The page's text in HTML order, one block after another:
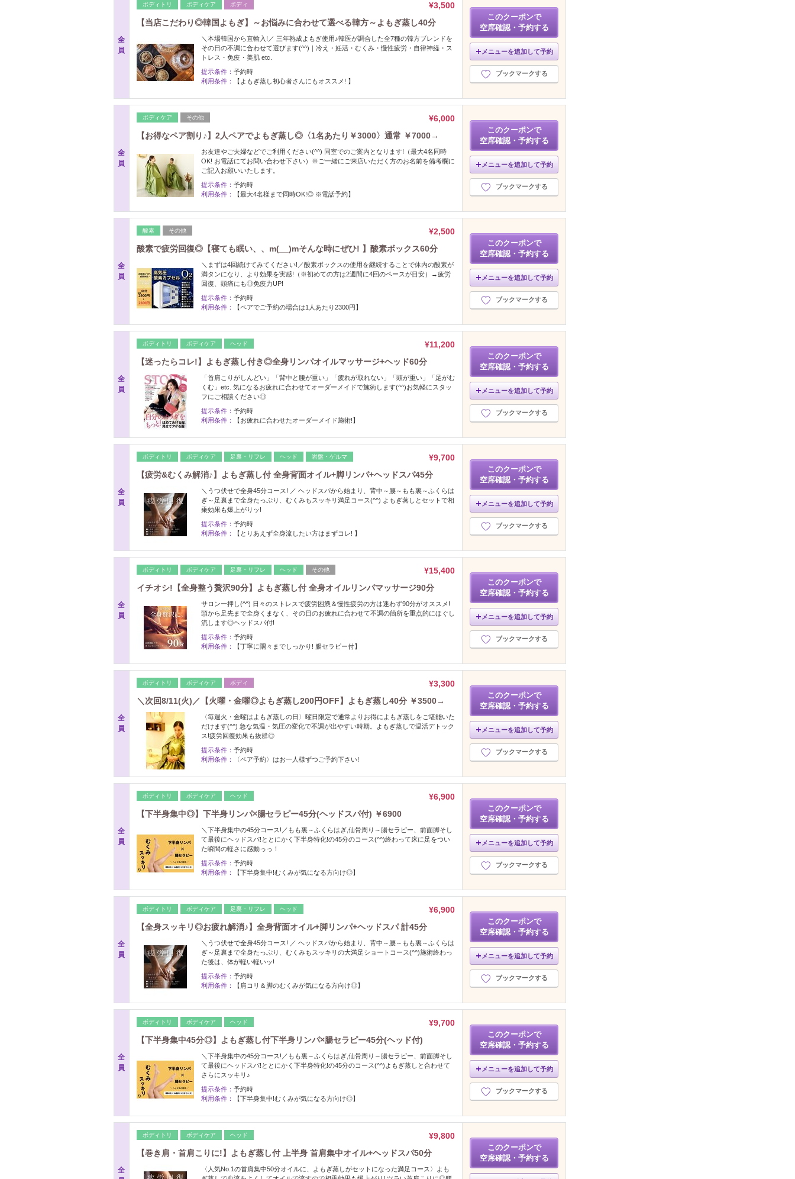
全
員
ボディトリ ボディケア ボディ
¥3,500
【当店こだわり◎韓国よもぎ】～お悩みに合わせて選べる韓方～よもぎ蒸し40分
＼本場韓国から直輸入!／ 三年熟成よもぎ使用♪韓医が調合した全7種の韓方ブレンドを
その日の不調に合わせて選びます(^^)｜冷え・妊活・むくみ・慢性疲労・自律神経・ス
トレス・免疫・美肌 etc.
提示条件： 予約時
利用条件：
【よもぎ蒸し初心者さんにもオススメ! 】
このクーポンで
空席確認・予約する
メニューを追加して予約
ブックマークする
全
員
ボディケア その他
¥6,000
【お得なペア割り♪】2人ペアでよもぎ蒸し◎〈1名あたり￥3000〉通常 ￥7000→
お友達やご夫婦などでご利用ください(^^) 同室でのご案内となります!（最大4名同時
OK! お電話にてお問い合わせ下さい）※ご一緒にご来店いただく方のお名前を備考欄に
ご記入お願いいたします。
提示条件： 予約時
利用条件：
【最大4名様まで同時OK!◎ ※電話予約】
このクーポンで
空席確認・予約する
メニューを追加して予約
ブックマークする
全
員
酸素 その他
¥2,500
酸素で疲労回復◎【寝ても眠い、、m(__)mそんな時にぜひ! 】酸素ボックス60分
＼まずは4回続けてみてください!／酸素ボックスの使用を継続することで体内の酸素が
満タンになり、より効果を実感!（※初めての方は2週間に4回のペースが目安）→疲労
回復、頭痛にも◎免疫力UP!
提示条件： 予約時
利用条件：
【ペアでご予約の場合は1人あたり2300円】
このクーポンで
空席確認・予約する
メニューを追加して予約
ブックマークする
全
員
ボディトリ ボディケア ヘッド
¥11,200
【迷ったらコレ!】よもぎ蒸し付き◎全身リンパオイルマッサージ+ヘッド60分
「首肩こりがしんどい」「背中と腰が重い」「疲れが取れない」「頭が重い」「足がむ
くむ」etc. 気になるお疲れに合わせてオーダーメイドで施術します(^^)お気軽にスタッ
フにご相談ください◎
提示条件： 予約時
利用条件：
【お疲れに合わせたオーダーメイド施術!】
このクーポンで
空席確認・予約する
メニューを追加して予約
ブックマークする
全
員
ボディトリ ボディケア 足裏・リフレ ヘッド 岩盤・ゲルマ
¥9,700
【疲労&むくみ解消♪】よもぎ蒸し付 全身背面オイル+脚リンパ+ヘッドスパ45分
＼うつ伏せで全身45分コース! ／ ヘッドスパから始まり、背中～腰～もも裏～ふくらは
ぎ～足裏まで全身たっぷり、むくみもスッキリ満足コース(^^) よもぎ蒸しとセットで相
乗効果も爆上がりッ!
提示条件： 予約時
利用条件：
【とりあえず全身流したい方はまずコレ! 】
このクーポンで
空席確認・予約する
メニューを追加して予約
ブックマークする
全
員
ボディトリ ボディケア 足裏・リフレ ヘッド その他
¥15,400
イチオシ!【全身整う贅沢90分】よもぎ蒸し付 全身オイルリンパマッサージ90分
サロン一押し(^^) 日々のストレスで疲労困憊＆慢性疲労の方は迷わず90分がオススメ!
頭から足先まで全身くまなく、その日のお疲れに合わせて不調の箇所を重点的にほぐし
流します◎ヘッドスパ付!
提示条件： 予約時
利用条件：
【丁寧に隅々までしっかり! 腸セラピー付】
このクーポンで
空席確認・予約する
メニューを追加して予約
ブックマークする
全
員
ボディトリ ボディケア ボディ
¥3,300
＼次回8/11(火)／【火曜・金曜◎よもぎ蒸し200円OFF】よもぎ蒸し40分 ￥3500→
〈毎週火・金曜はよもぎ蒸しの日〉曜日限定で通常よりお得によもぎ蒸しをご堪能いた
だけます(^^) 急な気温・気圧の変化で不調が出やすい時期。よもぎ蒸しで温活デトック
ス!疲労回復効果も抜群◎
提示条件： 予約時
利用条件：
〈ペア予約〉はお一人様ずつご予約下さい!
このクーポンで
空席確認・予約する
メニューを追加して予約
ブックマークする
全
員
ボディトリ ボディケア ヘッド
¥6,900
【下半身集中◎】下半身リンパ×腸セラピー45分(ヘッドスパ付) ￥6900
＼下半身集中の45分コース!／もも裏～ふくらはぎ,仙骨周り～腸セラピー、前面脚そし
て最後にヘッドスパ!ととにかく下半身特化!の45分のコース(^^)終わって床に足をつい
た瞬間の軽さに感動っっ！
提示条件： 予約時
利用条件：
【下半身集中!むくみが気になる方向け◎】
このクーポンで
空席確認・予約する
メニューを追加して予約
ブックマークする
全
員
ボディトリ ボディケア 足裏・リフレ ヘッド
¥6,900
【全身スッキリ◎お疲れ解消♪】全身背面オイル+脚リンパ+ヘッドスパ 計45分
＼うつ伏せで全身45分コース! ／ ヘッドスパから始まり、背中～腰～もも裏～ふくらは
ぎ～足裏まで全身たっぷり、むくみもスッキリの大満足ショートコース(^^)施術終わっ
た後は、体が軽い軽いッ!
提示条件： 予約時
利用条件：
【肩コリ＆脚のむくみが気になる方向け◎】
このクーポンで
空席確認・予約する
メニューを追加して予約
ブックマークする
全
員
ボディトリ ボディケア ヘッド
¥9,700
【下半身集中45分◎】よもぎ蒸し付下半身リンパ×腸セラピー45分(ヘッド付)
＼下半身集中の45分コース!／もも裏～ふくらはぎ,仙骨周り～腸セラピー、前面脚そし
て最後にヘッドスパ!ととにかく下半身特化!の45分のコース(^^)よもぎ蒸しと合わせて
さらにスッキリ♪
提示条件： 予約時
利用条件：
【下半身集中!むくみが気になる方向け◎】
このクーポンで
空席確認・予約する
メニューを追加して予約
ブックマークする
全
ボディトリ ボディケア ヘッド
¥9,800
【巻き肩・首肩こりに!】よもぎ蒸し付 上半身 首肩集中オイル+ヘッドスパ50分
〈人気No.1の首肩集中50分オイルに、よもぎ蒸しがセットになった満足コース〉よも
このクーポンで
空席確認・予約する